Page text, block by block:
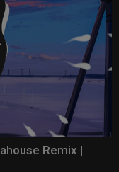
Remix |